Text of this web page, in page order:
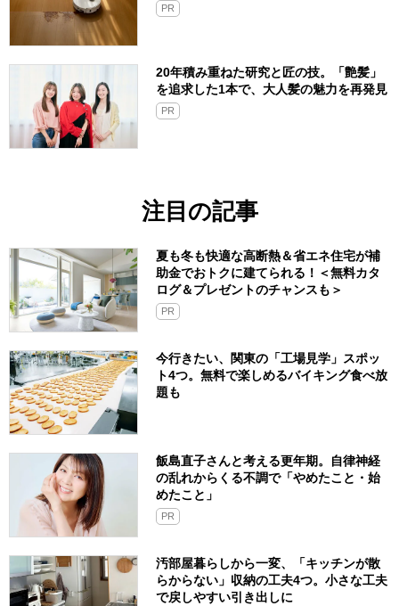
PR
20年積み重ねた研究と匠の技。「艶髪」
を追求した1本で、大人髪の魅力を再発見
PR
注目の記事
夏も冬も快適な高断熱＆省エネ住宅が補
助金でおトクに建てられる！＜無料カタ
ログ＆プレゼントのチャンスも＞
PR
今行きたい、関東の「工場見学」スポッ
ト4つ。無料で楽しめるバイキング食べ放
題も
飯島直子さんと考える更年期。自律神経
の乱れからくる不調で「やめたこと・始
めたこと」
PR
汚部屋暮らしから一変、「キッチンが散
らからない」収納の工夫4つ。小さな工夫
で戻しやすい引き出しに